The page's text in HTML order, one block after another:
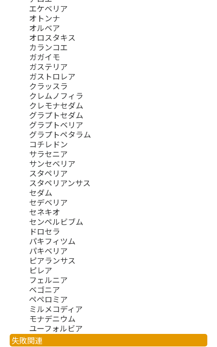
エケベリア
オトンナ
オルベア
オロスタキス
カランコエ
ガガイモ
ガステリア
ガストロレア
クラッスラ
クレムノフィラ
クレモナセダム
グラプトセダム
グラプトベリア
グラプトペタラム
コチレドン
サラセニア
サンセベリア
スタペリア
スタペリアンサス
セダム
セデベリア
セネキオ
センペルビブム
ドロセラ
パキフィツム
パキベリア
ピアランサス
ピレア
フェルニア
ベゴニア
ペペロミア
ミルメコディア
モナデニウム
ユーフォルビア
失敗関連